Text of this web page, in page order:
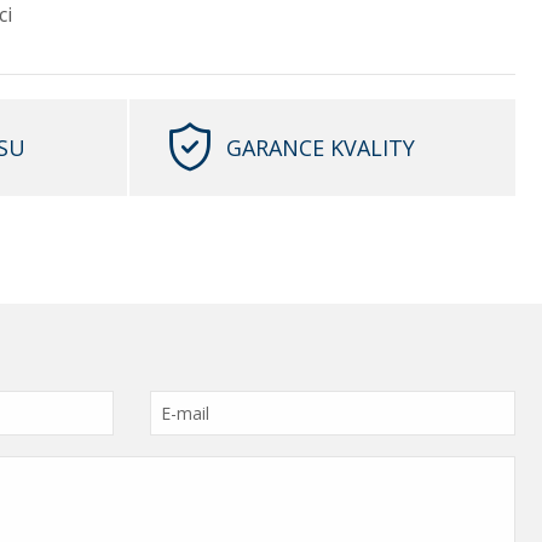
GARANCE KVALITY